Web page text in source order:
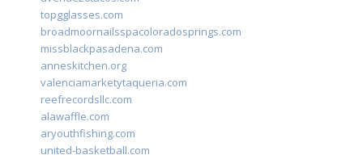
topgglasses.com
broadmoornailsspacoloradosprings.com
missblackpasadena.com
anneskitchen.org
valenciamarketytaqueria.com
reefrecordsllc.com
alawaffle.com
aryouthfishing.com
united-basketball.com